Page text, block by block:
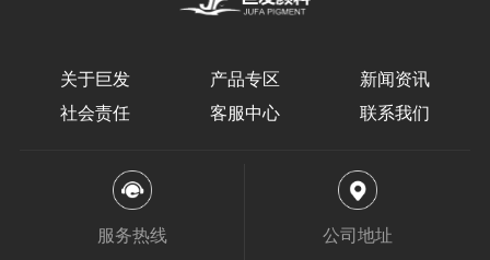
关于巨发 产品专区
新闻资讯
社会责任
客服中心 联系我们
服务热线
公司地址